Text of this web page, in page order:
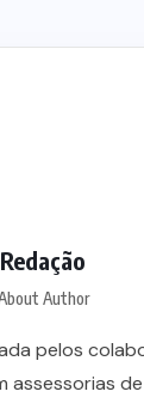
Redação
Author
pelos
assessorias